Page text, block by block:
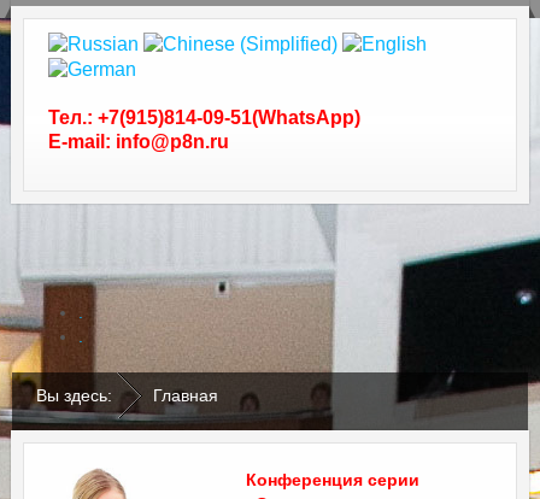
Тел.: +7(915)814-09-51(WhatsApp)
E-mail: info@p8n.ru
Вы здесь: Главная
Конференция серии